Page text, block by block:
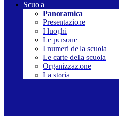
Scuola
Panoramica
Presentazione
I luoghi
Le persone
I numeri della scuola
Le carte della scuola
Organizzazione
La storia